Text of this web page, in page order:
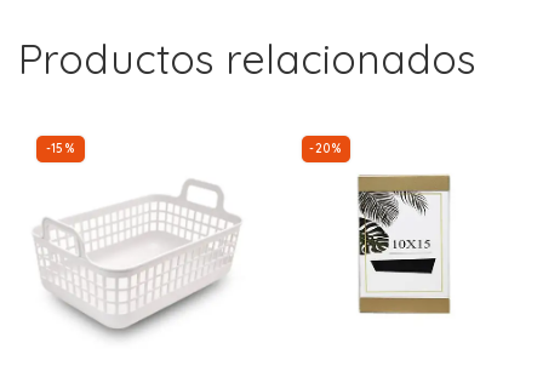
Productos relacionados
-15% -20%